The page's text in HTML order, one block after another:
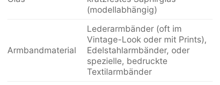
(modellabhängig)
Armbandmaterial
Lederarmbänder (oft im
Vintage-Look oder mit Prints),
Edelstahlarmbänder, oder
spezielle, bedruckte
Textilarmbänder